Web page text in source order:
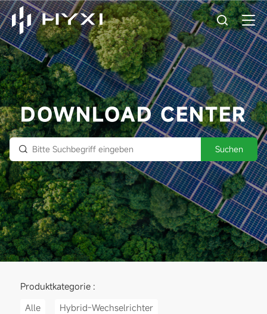
DOWNLOAD CENTER
Suchen
Produktkategorie :
Alle
Hybrid-Wechselrichter